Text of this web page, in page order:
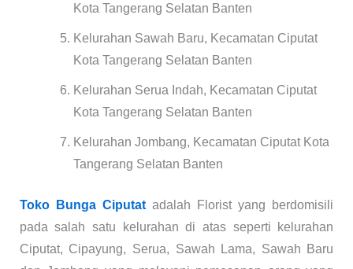
Kota Tangerang Selatan Banten
Kelurahan Sawah Baru, Kecamatan Ciputat
Kota Tangerang Selatan Banten
Kelurahan Serua Indah, Kecamatan Ciputat
Kota Tangerang Selatan Banten
Kelurahan Jombang, Kecamatan Ciputat Kota
Tangerang Selatan Banten
Toko Bunga Ciputatadalah Florist yang berdomisili
pada salah satu kelurahan di atas seperti kelurahan
Ciputat, Cipayung, Serua, Sawah Lama, Sawah Baru